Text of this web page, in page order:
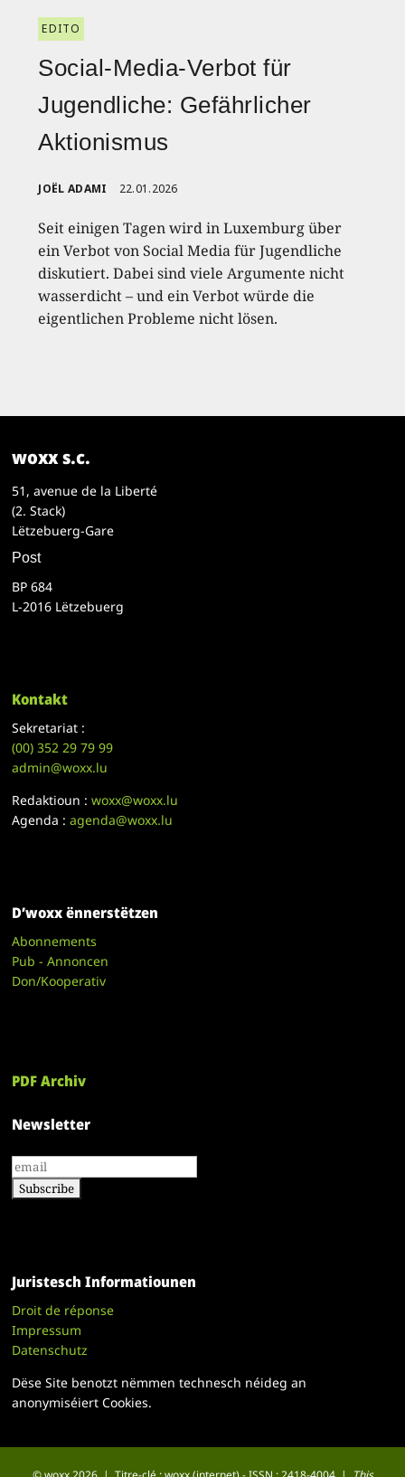
EDITO
Social-Media-Verbot für
Jugendliche: Gefährlicher
Aktionismus
JOËL ADAMI 22.01.2026
Seit einigen Tagen wird in Luxemburg über
ein Verbot von Social Media für Jugendliche
diskutiert. Dabei sind viele Argumente nicht
wasserdicht – und ein Verbot würde die
eigentlichen Probleme nicht lösen.
woxx s.c.
51, avenue de la Liberté
(2. Stack)
Lëtzebuerg-Gare
Post
BP 684
L-2016 Lëtzebuerg
Kontakt
Sekretariat :
(00)352 29 79 99
admin@woxx.lu
Redaktioun :woxx@woxx.lu
Agenda :agenda@woxx.lu
D’woxx ënnerstëtzen
Abonnements
Pub - Annoncen
Don/Kooperativ
PDF Archiv
Newsletter
Juristesch Informatiounen
Droit de réponse
Impressum
Datenschutz
Dëse Site benotzt nëmmen technesch néideg an
anonymiséiert Cookies.